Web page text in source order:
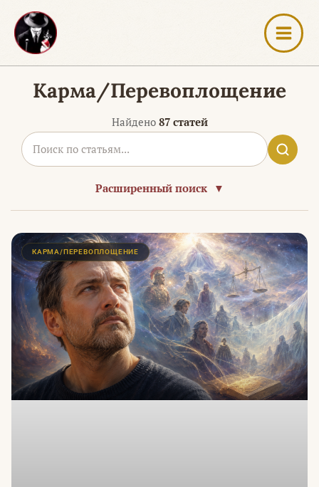
Перейти
содержимому
Карма/Перевоплощение
Найдено 87 статей
Расширенный поиск ▼
КАРМА/ПЕРЕВОПЛОЩЕНИЕ